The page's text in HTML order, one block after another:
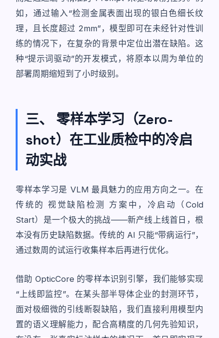
如，通过输入“检测金属表面出现的银白色细长纹
理，且长度超过 2mm”，模型即可在未经针对性训
练的情况下，在复杂的背景中定位出潜在缺陷。这
种“提示词驱动”的开发模式，将原本以周为单位的
部署周期缩短到了小时级别。
三、 零样本学习（Zero-
shot）在工业质检中的冷启
动实战
零样本学习是 VLM 最具魅力的应用方向之一。在
传统的 视觉缺陷检测
方案中，冷启动（Cold
Start）是一个极大的挑战——新产线上线首日，根
本没有历史缺陷数据。传统的 AI 只能“带病运行”，
通过数周的试运行收集样本后再进行优化。
借助 OpticCore 的零样本识别引擎，我们能够实现
“上线即监控”。在某头部半导体企业的封测环节，
面对极细微的引线断裂缺陷，我们直接利用模型内
置的语义理解能力，配合高精度的几何先验知识，